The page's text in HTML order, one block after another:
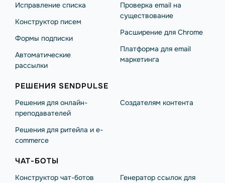
Исправление списка
Конструктор писем
Формы подписки
Автоматические
рассылки
Проверка email на
существование
Расширение для Chrome
Платформа для email
маркетинга
РЕШЕНИЯ SENDPULSE
Решения для онлайн-
преподавателей
Решения для ритейла и e-
commerce
Создателям контента
ЧАТ-БОТЫ
Конструктор чат-ботов
Генератор ссылок для